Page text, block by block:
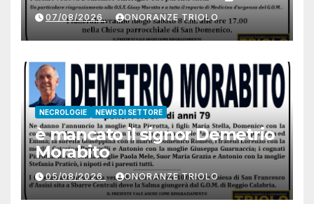
07/08/2026 ONORANZE TRIOLO
NECROLOGIE NEWS DI SETTORE
è mancato il signor Demetrio
Morabito
05/08/2026 ONORANZE TRIOLO